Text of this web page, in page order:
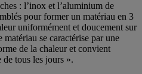
: l’inox et l’aluminium de
pour former un matériau en 3
uniformément et doucement sur
matériau se caractérise par une
de la chaleur et convient
tous les jours ».